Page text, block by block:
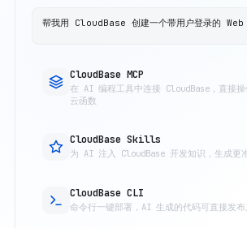
帮我用 CloudBase 创建一个带用户登录的 Web
CloudBase MCP
在 AI 编程工具中连接 CloudBase，直接操
云函数
CloudBase Skills
为 AI 注入 CloudBase 开发知识，生成更
CloudBase CLI
命令行一键部署，AI 生成的代码可直接发布